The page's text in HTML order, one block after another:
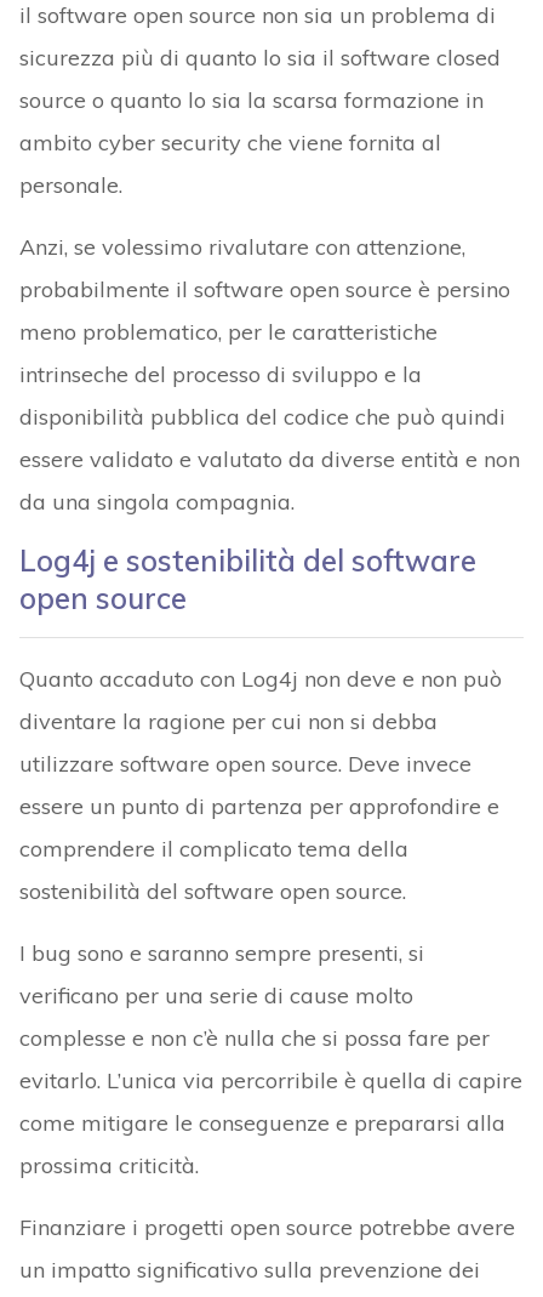
il software open source non sia un problema di
sicurezza più di quanto lo sia il software closed
source o quanto lo sia la scarsa formazione in
ambito cyber security che viene fornita al
personale.
Anzi, se volessimo rivalutare con attenzione,
probabilmente il software open source è persino
meno problematico, per le caratteristiche
intrinseche del processo di sviluppo e la
disponibilità pubblica del codice che può quindi
essere validato e valutato da diverse entità e non
da una singola compagnia.
Log4j e sostenibilità del software
open source
Quanto accaduto con Log4j non deve e non può
diventare la ragione per cui non si debba
utilizzare software open source. Deve invece
essere un punto di partenza per approfondire e
comprendere il complicato tema della
sostenibilità del software open source.
I bug sono e saranno sempre presenti, si
verificano per una serie di cause molto
complesse e non c’è nulla che si possa fare per
evitarlo. L’unica via percorribile è quella di capire
come mitigare le conseguenze e prepararsi alla
prossima criticità.
Finanziare i progetti open source potrebbe avere
un impatto significativo sulla prevenzione dei